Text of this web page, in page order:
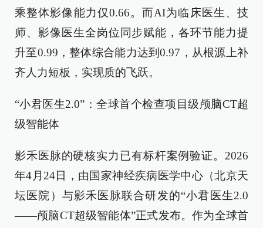
乘整体影像能力仅0.66。而AI为临床医生、技
师、影像医生全岗位同步赋能，各环节能力提
升至0.99，整体综合能力达到0.97，从根源上补
齐人力短板，实现质的飞跃。
“小君医生2.0”：全球首个检查项目级颅脑CT超
级智能体
影禾医脉的硬核实力已有标杆案例验证。2026
年4月24日，由国家神经疾病医学中心（北京天
坛医院）与影禾医脉联合研发的“小君医生2.0
——颅脑CT超级智能体”正式发布。作为全球首